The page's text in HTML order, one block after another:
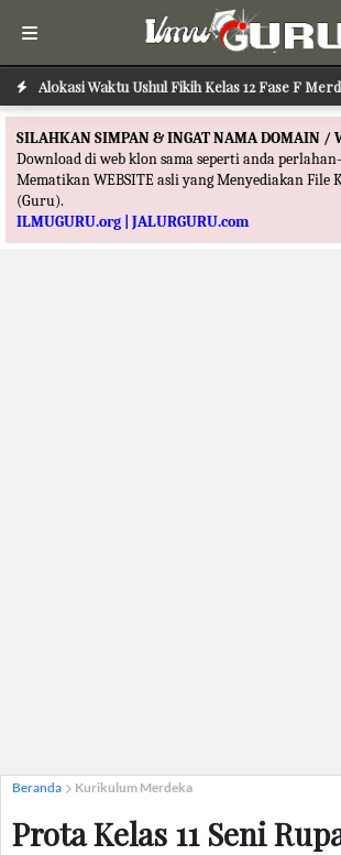
Alokasi Waktu Ushul Fikih Kelas 12 Fase F
Alokasi Waktu Ilmu Tafsir Kelas 12 Fase F
SILAHKAN SIMPAN & INGAT NAMA DOMAIN /
Download di web klon sama seperti anda
Mematikan WEBSITE asli yang Menyediakan File
(Guru).
ILMUGURU.org | JALURGURU.com
Beranda Kurikulum Merdeka
Prota Kelas 11 Seni